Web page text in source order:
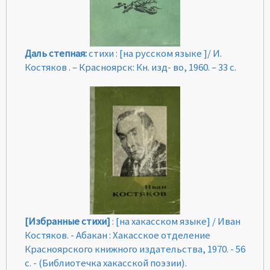
Даль степная:стихи : [на русском языке ]/ И.
Костяков . – Красноярск: Кн. изд- во, 1960. – 33 с.
[Избранные стихи]: [на хакасском языке] / Иван
Костяков. - Абакан : Хакасское отделение
Красноярского книжного издательства, 1970. - 56
с. - (Библиотечка хакасской поэзии).